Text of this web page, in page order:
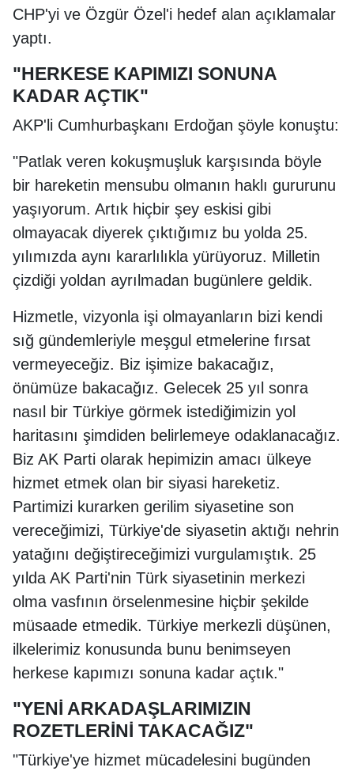
CHP'yi ve Özgür Özel'i hedef alan açıklamalar
yaptı.
"HERKESE KAPIMIZI SONUNA
KADAR AÇTIK"
AKP'li Cumhurbaşkanı Erdoğan şöyle konuştu:
"Patlak veren kokuşmuşluk karşısında böyle
bir hareketin mensubu olmanın haklı gururunu
yaşıyorum. Artık hiçbir şey eskisi gibi
olmayacak diyerek çıktığımız bu yolda 25.
yılımızda aynı kararlılıkla yürüyoruz. Milletin
çizdiği yoldan ayrılmadan bugünlere geldik.
Hizmetle, vizyonla işi olmayanların bizi kendi
sığ gündemleriyle meşgul etmelerine fırsat
vermeyeceğiz. Biz işimize bakacağız,
önümüze bakacağız. Gelecek 25 yıl sonra
nasıl bir Türkiye görmek istediğimizin yol
haritasını şimdiden belirlemeye odaklanacağız.
Biz AK Parti olarak hepimizin amacı ülkeye
hizmet etmek olan bir siyasi hareketiz.
Partimizi kurarken gerilim siyasetine son
vereceğimizi, Türkiye'de siyasetin aktığı nehrin
yatağını değiştireceğimizi vurgulamıştık. 25
yılda AK Parti'nin Türk siyasetinin merkezi
olma vasfının örselenmesine hiçbir şekilde
müsaade etmedik. Türkiye merkezli düşünen,
ilkelerimiz konusunda bunu benimseyen
herkese kapımızı sonuna kadar açtık."
"YENİ ARKADAŞLARIMIZIN
ROZETLERİNİ TAKACAĞIZ"
"Türkiye'ye hizmet mücadelesini bugünden